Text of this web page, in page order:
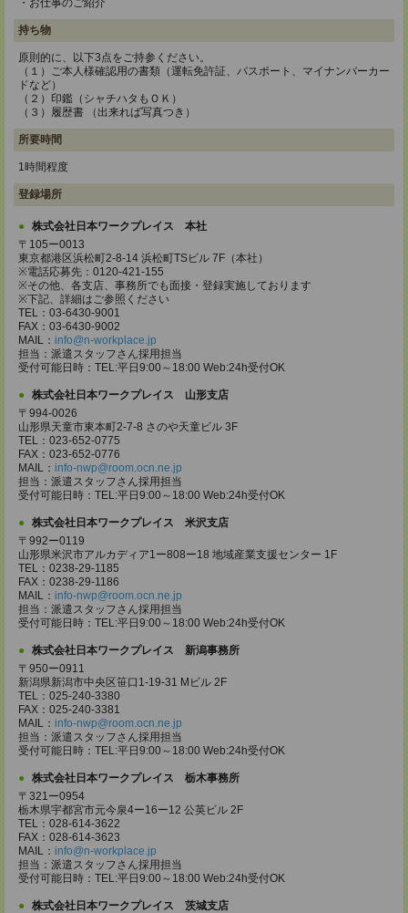
・お仕事のご紹介
持ち物
原則的に、以下3点をご持参ください。
（１）ご本人様確認用の書類（運転免許証、パスポート、マイナンバーカー
ドなど）
（２）印鑑（シャチハタもＯＫ）
（３）履歴書 （出来れば写真つき）
所要時間
1時間程度
登録場所
株式会社日本ワークプレイス 本社
〒105ー0013
東京都港区浜松町2-8-14 浜松町TSビル 7F（本社）
※電話応募先：0120-421-155
※その他、各支店、事務所でも面接・登録実施しております
※下記、詳細はご参照ください
TEL：03-6430-9001
FAX：03-6430-9002
MAIL： info@n-workplace.jp
担当：派遣スタッフさん採用担当
受付可能日時：TEL:平日9:00～18:00 Web:24h受付OK
株式会社日本ワークプレイス 山形支店
〒994-0026
山形県天童市東本町2-7-8 さのや天童ビル 3F
TEL：023-652-0775
FAX：023-652-0776
MAIL： info-nwp@room.ocn.ne.jp
担当：派遣スタッフさん採用担当
受付可能日時：TEL:平日9:00～18:00 Web:24h受付OK
株式会社日本ワークプレイス 米沢支店
〒992ー0119
山形県米沢市アルカディア1ー808ー18 地域産業支援センター 1F
TEL：0238-29-1185
FAX：0238-29-1186
MAIL： info-nwp@room.ocn.ne.jp
担当：派遣スタッフさん採用担当
受付可能日時：TEL:平日9:00～18:00 Web:24h受付OK
株式会社日本ワークプレイス 新潟事務所
〒950ー0911
新潟県新潟市中央区笹口1-19-31 Mビル 2F
TEL：025-240-3380
FAX：025-240-3381
MAIL： info-nwp@room.ocn.ne.jp
担当：派遣スタッフさん採用担当
受付可能日時：TEL:平日9:00～18:00 Web:24h受付OK
株式会社日本ワークプレイス 栃木事務所
〒321ー0954
栃木県宇都宮市元今泉4ー16ー12 公英ビル 2F
TEL：028-614-3622
FAX：028-614-3623
MAIL： info@n-workplace.jp
担当：派遣スタッフさん採用担当
受付可能日時：TEL:平日9:00～18:00 Web:24h受付OK
株式会社日本ワークプレイス 茨城支店